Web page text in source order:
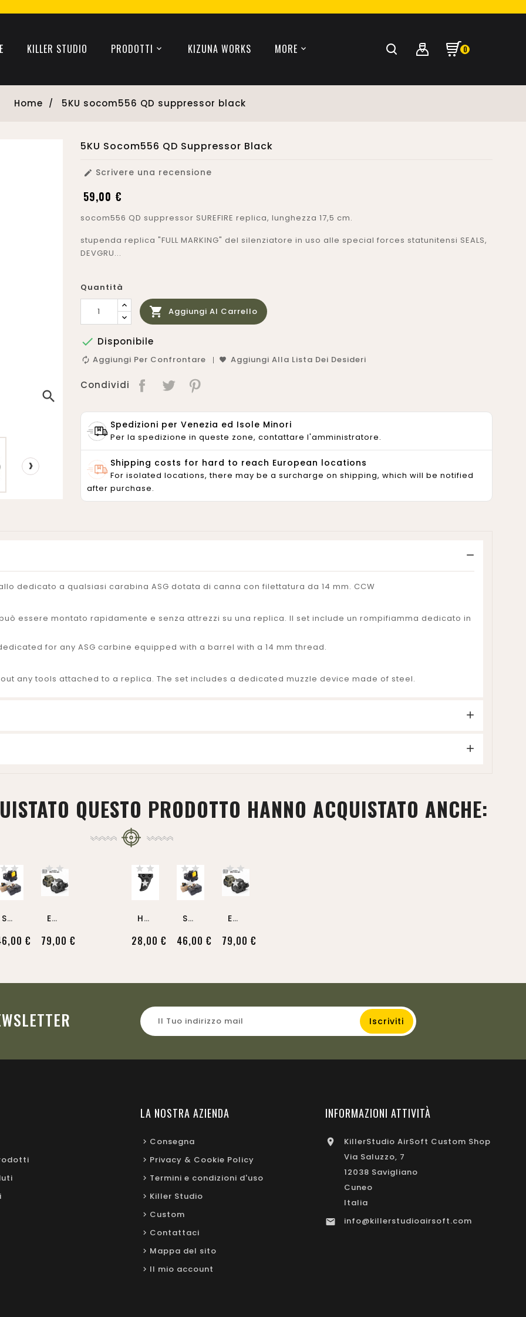
0
KILLER STUDIO PRODOTTI KIZUNA WORKS MORE
Home 5KU socom556 QD suppressor black
search
›
5KU Socom556 QD Suppressor Black
 Scrivere una recensione
59,00 €
socom556 QD suppressor SUREFIRE replica, lunghezza 17,5 cm.
stupenda replica "FULL MARKING" del silenziatore in uso alle special forces statunitensi SEALS,
DEVGRU...
Quantità
 Aggiungi Al Carrello
 Disponibile
Aggiungi Per Confrontare Aggiungi Alla Lista Dei Desideri
Condividi
Spedizioni per Venezia ed Isole Minori
Per la spedizione in queste zone, contattare l'amministratore.
Shipping costs for hard to reach European locations
For isolated locations, there may be a surcharge on shipping, which will be notified
after purchase.
dedicato a qualsiasi carabina ASG dotata di canna con filettatura da 14 mm. CCW
essere montato rapidamente e senza attrezzi su una replica. Il set include un rompifiamma dedicato in
for any ASG carbine equipped with a barrel with a 14 mm thread.
any tools attached to a replica. The set includes a dedicated muzzle device made of steel.
QUESTO PRODOTTO HANNO ACQUISTATO ANCHE:
S
OTAC RMR Micro Red Dot...
€
E
XPS3 558 Holographic Sight...
79,00 €
H
Andbrake Piccatinny Rail...
28,00 €
S
OTAC RMR Micro Red Dot...
46,00 €
E
XPS3 558 Holographic Sight...
79,00 €
LA NOSTRA AZIENDA
Consegna
Privacy & Cookie Policy
Termini e condizioni d'uso
Killer Studio
Custom
Contattaci
Mappa del sito
Il mio account
INFORMAZIONI ATTIVITÀ

KillerStudio AirSoft Custom Shop
Via Saluzzo, 7
12038 Savigliano
Cuneo
Italia
 info@killerstudioairsoft.com